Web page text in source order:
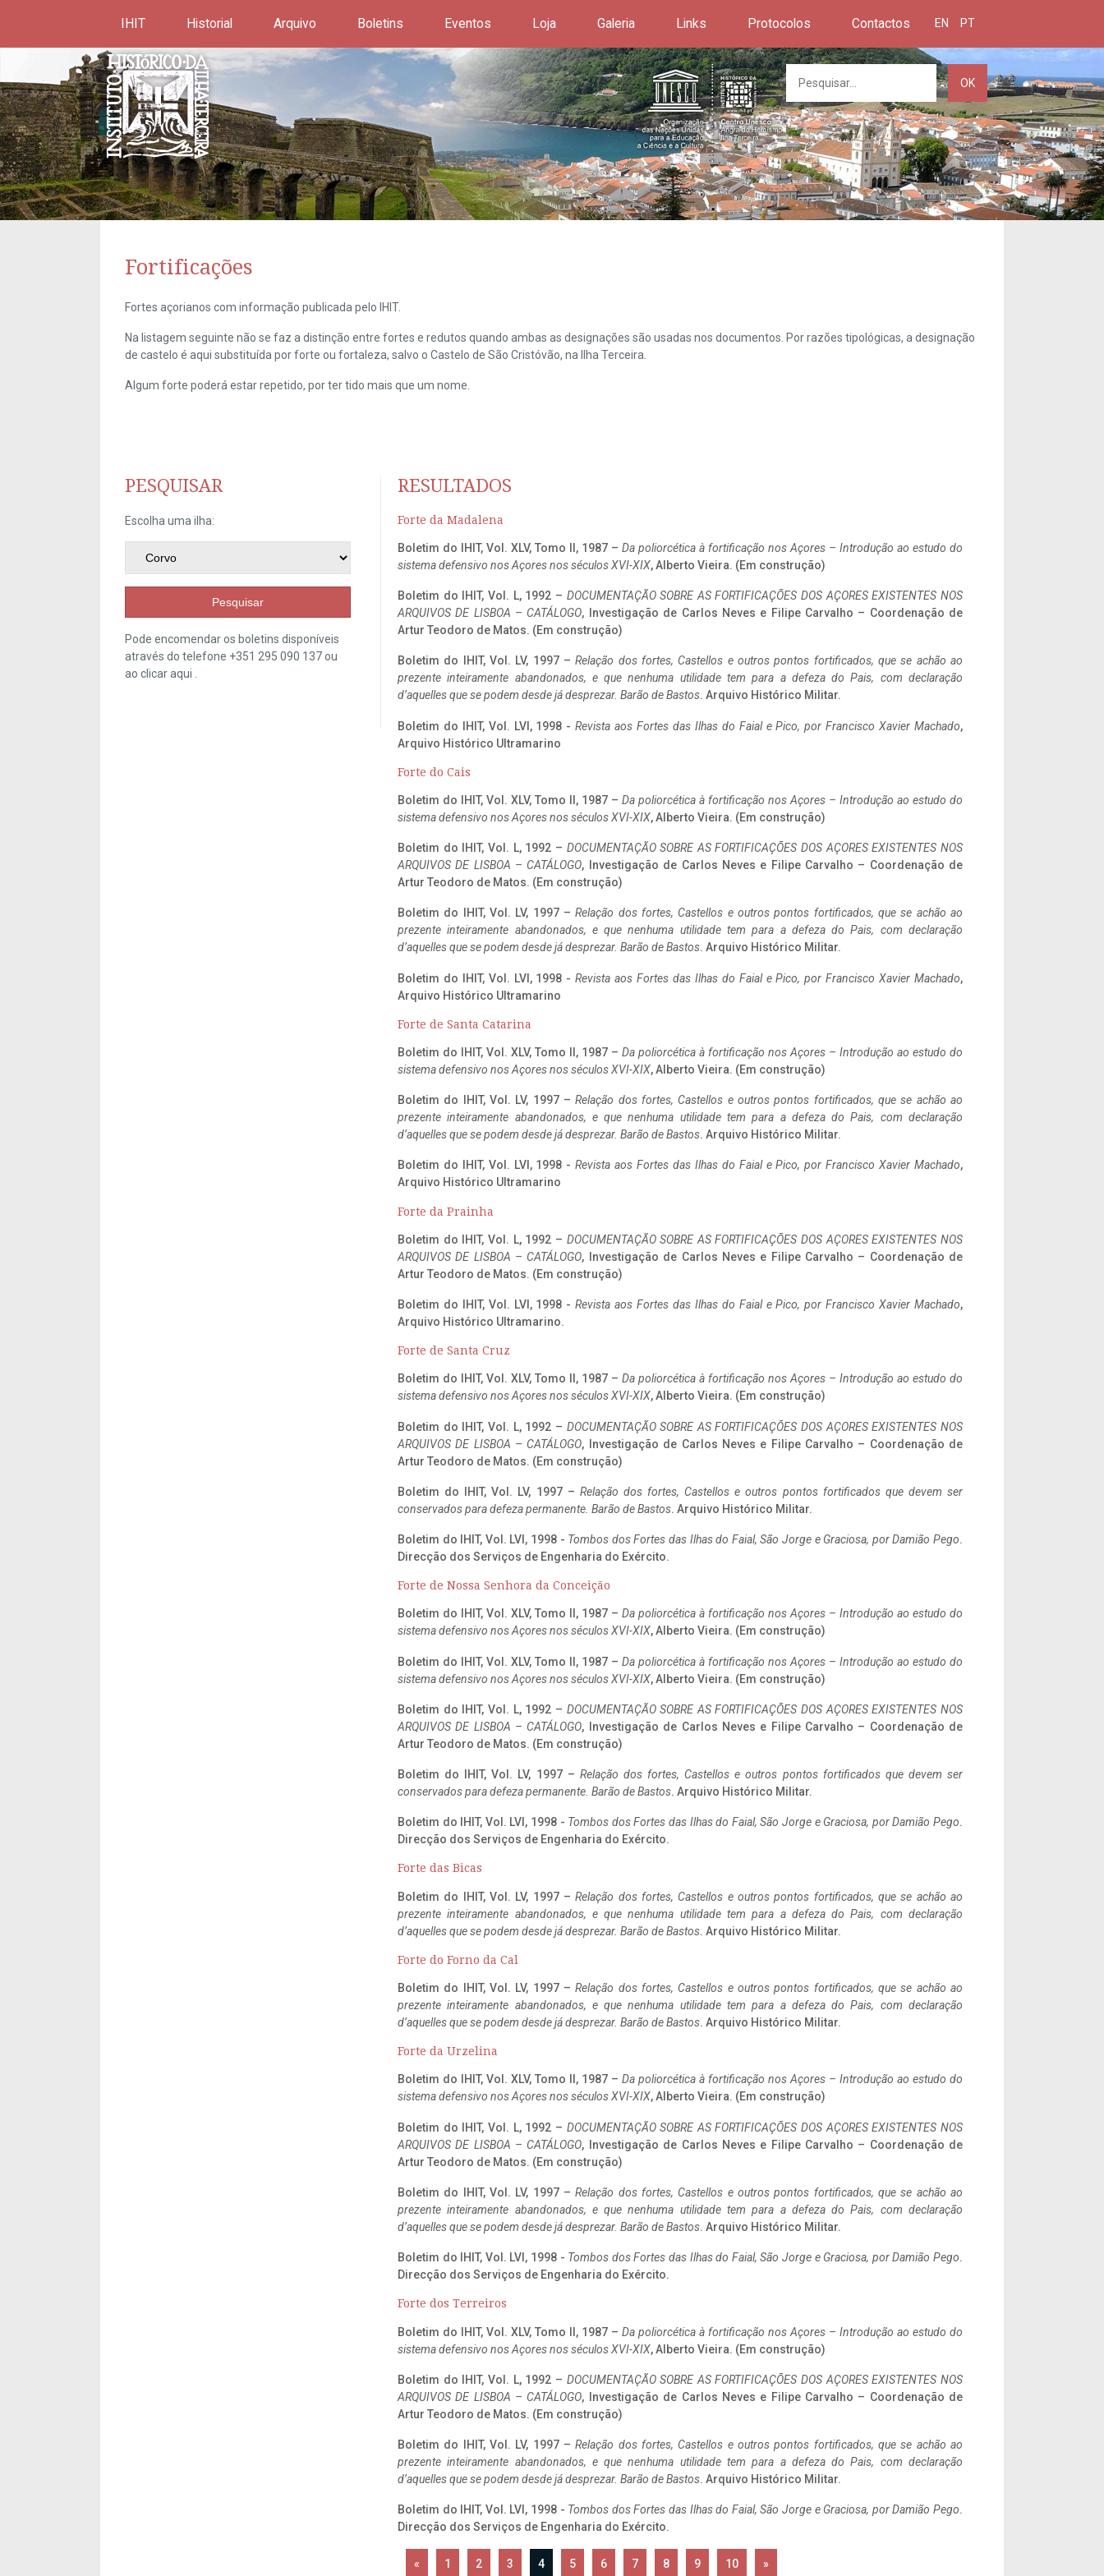
IHIT Historial Arquivo Boletins Eventos Loja Galeria Links Protocolos Contactos EN PT
OK
Fortificações
Fortes açorianos com informação publicada pelo IHIT.
Na listagem seguinte não se faz a distinção entre fortes e redutos quando ambas as designações são usadas nos documentos. Por razões tipológicas, a designação
de castelo é aqui substituída por forte ou fortaleza, salvo o Castelo de São Cristóvão, na Ilha Terceira.
Algum forte poderá estar repetido, por ter tido mais que um nome.
PESQUISAR
Escolha uma ilha:
Pesquisar
Pode encomendar os boletins disponíveis
através do telefone +351 295 090 137 ou
ao clicaraqui
RESULTADOS
Forte da Madalena
Boletim do IHIT, Vol. XLV, Tomo II, 1987 – Da poliorcética à fortificação nos Açores – Introdução ao estudo do
sistema defensivo nos Açores nos séculos XVI-XIX, Alberto Vieira. (Em construção)
Boletim do IHIT, Vol. L, 1992 – DOCUMENTAÇÃO SOBRE AS FORTIFICAÇÕES DOS AÇORES EXISTENTES NOS
ARQUIVOS DE LISBOA – CATÁLOGO, Investigação de Carlos Neves e Filipe Carvalho – Coordenação de
Artur Teodoro de Matos. (Em construção)
Boletim do IHIT, Vol. LV, 1997 –Relação dos fortes, Castellos e outros pontos fortificados, que se achão ao
prezente inteiramente abandonados, e que nenhuma utilidade tem para a defeza do Pais, com declaração
d’aquelles que se podem desde já desprezar. Barão de Bastos. Arquivo Histórico Militar.
Boletim do IHIT, Vol. LVI, 1998 -Revista aos Fortes das Ilhas do Faial e Pico, por Francisco Xavier Machado,
Arquivo Histórico Ultramarino
Forte do Cais
Boletim do IHIT, Vol. XLV, Tomo II, 1987 – Da poliorcética à fortificação nos Açores – Introdução ao estudo do
sistema defensivo nos Açores nos séculos XVI-XIX, Alberto Vieira. (Em construção)
Boletim do IHIT, Vol. L, 1992 – DOCUMENTAÇÃO SOBRE AS FORTIFICAÇÕES DOS AÇORES EXISTENTES NOS
ARQUIVOS DE LISBOA – CATÁLOGO, Investigação de Carlos Neves e Filipe Carvalho – Coordenação de
Artur Teodoro de Matos. (Em construção)
Boletim do IHIT, Vol. LV, 1997 –Relação dos fortes, Castellos e outros pontos fortificados, que se achão ao
prezente inteiramente abandonados, e que nenhuma utilidade tem para a defeza do Pais, com declaração
d’aquelles que se podem desde já desprezar. Barão de Bastos. Arquivo Histórico Militar.
Boletim do IHIT, Vol. LVI, 1998 -Revista aos Fortes das Ilhas do Faial e Pico, por Francisco Xavier Machado,
Arquivo Histórico Ultramarino
Forte de Santa Catarina
Boletim do IHIT, Vol. XLV, Tomo II, 1987 – Da poliorcética à fortificação nos Açores – Introdução ao estudo do
sistema defensivo nos Açores nos séculos XVI-XIX, Alberto Vieira. (Em construção)
Boletim do IHIT, Vol. LV, 1997 –Relação dos fortes, Castellos e outros pontos fortificados, que se achão ao
prezente inteiramente abandonados, e que nenhuma utilidade tem para a defeza do Pais, com declaração
d’aquelles que se podem desde já desprezar. Barão de Bastos. Arquivo Histórico Militar.
Boletim do IHIT, Vol. LVI, 1998 -Revista aos Fortes das Ilhas do Faial e Pico, por Francisco Xavier Machado,
Arquivo Histórico Ultramarino
Forte da Prainha
Boletim do IHIT, Vol. L, 1992 – DOCUMENTAÇÃO SOBRE AS FORTIFICAÇÕES DOS AÇORES EXISTENTES NOS
ARQUIVOS DE LISBOA – CATÁLOGO, Investigação de Carlos Neves e Filipe Carvalho – Coordenação de
Artur Teodoro de Matos. (Em construção)
Boletim do IHIT, Vol. LVI, 1998 -Revista aos Fortes das Ilhas do Faial e Pico, por Francisco Xavier Machado,
Arquivo Histórico Ultramarino.
Forte de Santa Cruz
Boletim do IHIT, Vol. XLV, Tomo II, 1987 – Da poliorcética à fortificação nos Açores – Introdução ao estudo do
sistema defensivo nos Açores nos séculos XVI-XIX, Alberto Vieira. (Em construção)
Boletim do IHIT, Vol. L, 1992 – DOCUMENTAÇÃO SOBRE AS FORTIFICAÇÕES DOS AÇORES EXISTENTES NOS
ARQUIVOS DE LISBOA – CATÁLOGO, Investigação de Carlos Neves e Filipe Carvalho – Coordenação de
Artur Teodoro de Matos. (Em construção)
Boletim do IHIT, Vol. LV, 1997 – Relação dos fortes, Castellos e outros pontos fortificados que devem ser
conservados para defeza permanente. Barão de Bastos. Arquivo Histórico Militar.
Boletim do IHIT, Vol. LVI, 1998 - Tombos dos Fortes das Ilhas do Faial, São Jorge e Graciosa, por Damião Pego.
Direcção dos Serviços de Engenharia do Exército.
Forte de Nossa Senhora da Conceição
Boletim do IHIT, Vol. XLV, Tomo II, 1987 – Da poliorcética à fortificação nos Açores – Introdução ao estudo do
sistema defensivo nos Açores nos séculos XVI-XIX, Alberto Vieira. (Em construção)
Boletim do IHIT, Vol. XLV, Tomo II, 1987 – Da poliorcética à fortificação nos Açores – Introdução ao estudo do
sistema defensivo nos Açores nos séculos XVI-XIX, Alberto Vieira. (Em construção)
Boletim do IHIT, Vol. L, 1992 – DOCUMENTAÇÃO SOBRE AS FORTIFICAÇÕES DOS AÇORES EXISTENTES NOS
ARQUIVOS DE LISBOA – CATÁLOGO, Investigação de Carlos Neves e Filipe Carvalho – Coordenação de
Artur Teodoro de Matos. (Em construção)
Boletim do IHIT, Vol. LV, 1997 – Relação dos fortes, Castellos e outros pontos fortificados que devem ser
conservados para defeza permanente. Barão de Bastos. Arquivo Histórico Militar.
Boletim do IHIT, Vol. LVI, 1998 - Tombos dos Fortes das Ilhas do Faial, São Jorge e Graciosa, por Damião Pego.
Direcção dos Serviços de Engenharia do Exército.
Forte das Bicas
Boletim do IHIT, Vol. LV, 1997 –Relação dos fortes, Castellos e outros pontos fortificados, que se achão ao
prezente inteiramente abandonados, e que nenhuma utilidade tem para a defeza do Pais, com declaração
d’aquelles que se podem desde já desprezar. Barão de Bastos. Arquivo Histórico Militar.
Forte do Forno da Cal
Boletim do IHIT, Vol. LV, 1997 –Relação dos fortes, Castellos e outros pontos fortificados, que se achão ao
prezente inteiramente abandonados, e que nenhuma utilidade tem para a defeza do Pais, com declaração
d’aquelles que se podem desde já desprezar. Barão de Bastos. Arquivo Histórico Militar.
Forte da Urzelina
Boletim do IHIT, Vol. XLV, Tomo II, 1987 – Da poliorcética à fortificação nos Açores – Introdução ao estudo do
sistema defensivo nos Açores nos séculos XVI-XIX, Alberto Vieira. (Em construção)
Boletim do IHIT, Vol. L, 1992 – DOCUMENTAÇÃO SOBRE AS FORTIFICAÇÕES DOS AÇORES EXISTENTES NOS
ARQUIVOS DE LISBOA – CATÁLOGO, Investigação de Carlos Neves e Filipe Carvalho – Coordenação de
Artur Teodoro de Matos. (Em construção)
Boletim do IHIT, Vol. LV, 1997 –Relação dos fortes, Castellos e outros pontos fortificados, que se achão ao
prezente inteiramente abandonados, e que nenhuma utilidade tem para a defeza do Pais, com declaração
d’aquelles que se podem desde já desprezar. Barão de Bastos. Arquivo Histórico Militar.
Boletim do IHIT, Vol. LVI, 1998 - Tombos dos Fortes das Ilhas do Faial, São Jorge e Graciosa, por Damião Pego.
Direcção dos Serviços de Engenharia do Exército.
Forte dos Terreiros
Boletim do IHIT, Vol. XLV, Tomo II, 1987 – Da poliorcética à fortificação nos Açores – Introdução ao estudo do
sistema defensivo nos Açores nos séculos XVI-XIX, Alberto Vieira. (Em construção)
Boletim do IHIT, Vol. L, 1992 – DOCUMENTAÇÃO SOBRE AS FORTIFICAÇÕES DOS AÇORES EXISTENTES NOS
ARQUIVOS DE LISBOA – CATÁLOGO, Investigação de Carlos Neves e Filipe Carvalho – Coordenação de
Artur Teodoro de Matos. (Em construção)
Boletim do IHIT, Vol. LV, 1997 –Relação dos fortes, Castellos e outros pontos fortificados, que se achão ao
prezente inteiramente abandonados, e que nenhuma utilidade tem para a defeza do Pais, com declaração
d’aquelles que se podem desde já desprezar. Barão de Bastos. Arquivo Histórico Militar.
Boletim do IHIT, Vol. LVI, 1998 - Tombos dos Fortes das Ilhas do Faial, São Jorge e Graciosa, por Damião Pego.
Direcção dos Serviços de Engenharia do Exército.
« 1 2 3 4 5 6 7 8 9 10 »